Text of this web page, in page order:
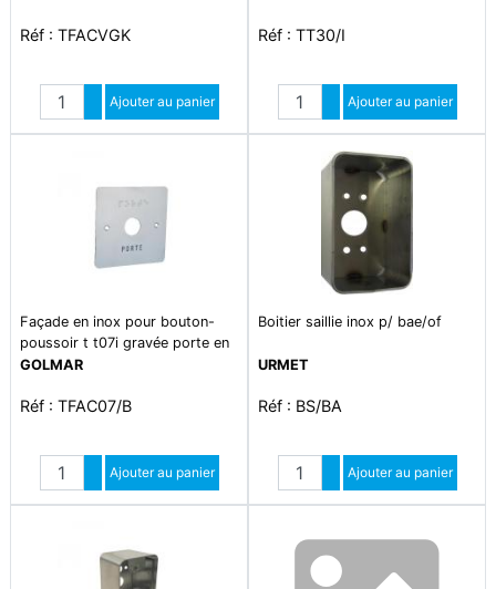
Réf : TFACVGK
Quantité
Augmenter quantité
Diminuer quantité
Ajouter au panier
Réf : TT30/I
Quantité
Augmenter quantité
Diminuer quantité
Ajouter au panier
Façade en inox pour bouton-
poussoir t t07i gravée porte en
lettres et en braille
GOLMAR
Réf : TFAC07/B
Quantité
Augmenter quantité
Diminuer quantité
Ajouter au panier
Boitier saillie inox p/ bae/of
URMET
Réf : BS/BA
Quantité
Augmenter quantité
Diminuer quantité
Ajouter au panier